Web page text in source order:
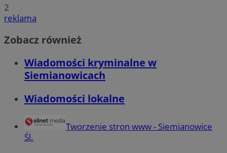
2
reklama
Zobacz również
Wiadomości kryminalne w
Siemianowicach
Wiadomości lokalne
Tworzenie stron www - Siemianowice
Śl.